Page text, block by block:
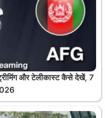
और टेलीकास्ट कैसे देखें, 7